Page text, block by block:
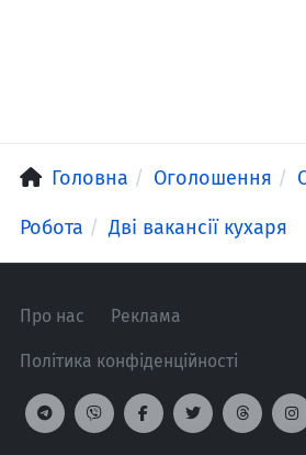
Головна Оголошення
Робота Дві вакансії кухаря
Про нас Реклама
Політика конфіденційності